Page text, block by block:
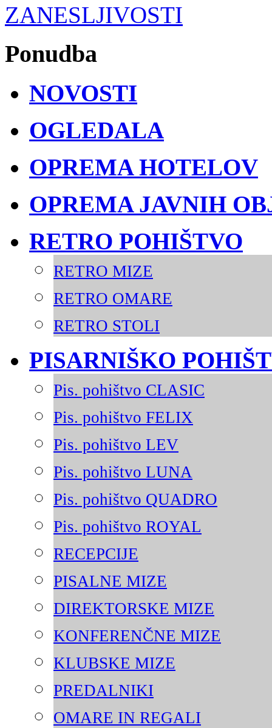
Ponudba
NOVOSTI
OGLEDALA
OPREMA HOTELOV
OPREMA JAVNIH
RETRO POHIŠTVO
RETRO MIZE
RETRO OMARE
RETRO STOLI
PISARNIŠKO
Pis. pohištvo CLASIC
Pis. pohištvo FELIX
Pis. pohištvo LEV
Pis. pohištvo LUNA
Pis. pohištvo QUADRO
Pis. pohištvo ROYAL
RECEPCIJE
PISALNE MIZE
DIREKTORSKE MIZE
KONFERENČNE MIZE
KLUBSKE MIZE
PREDALNIKI
OMARE IN REGALI